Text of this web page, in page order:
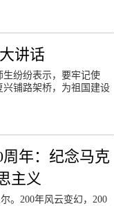
讲话
纷纷表示，要牢记使
铺路架桥，为祖国建设
年：纪念马克
主义
。200年风云变幻，200